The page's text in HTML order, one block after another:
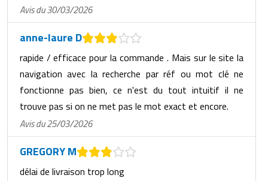
Avis du 30/03/2026
anne-laure D
rapide / efficace pour la commande . Mais sur le site la
navigation avec la recherche par réf ou mot clé ne
fonctionne pas bien, ce n'est du tout intuitif il ne
trouve pas si on ne met pas le mot exact et encore.
Avis du 25/03/2026
GREGORY M
délai de livraison trop long